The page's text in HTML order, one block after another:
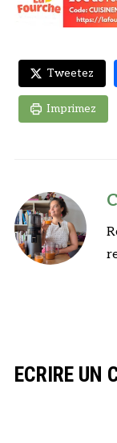
Tweetez
Imprimez
ECRIRE UN